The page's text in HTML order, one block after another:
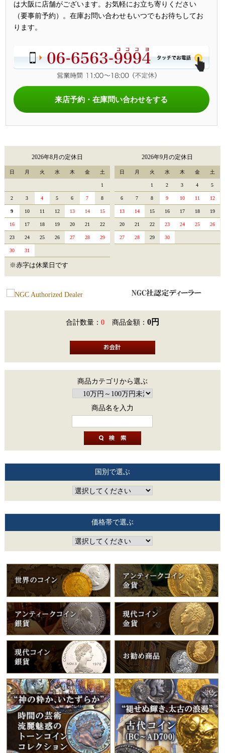
は大阪に店舗がございます。お気軽にお立ち寄りください
（要事前予約）。在庫お問い合わせもいつでもお待ちしてお
ります。
来店予約・在庫問い合わせをする
2026年8月の定休日
日 月 火 水 木 金 土
1
2 3 4 5 6 7 8
9 10 11 12 13 14 15
16 17 18 19 20 21 22
23 24 25 26 27 28 29
30 31
2026年9月の定休日
日 月 火 水 木 金 土
1 2 3 4 5
6 7 8 9 10 11 12
13 14 15 16 17 18 19
20 21 22 23 24 25 26
27 28 29 30
※赤字は休業日です
合計数量： 0 商品金額： 0円
商品カテゴリから選ぶ
商品名を入力
国別で選ぶ
価格帯で選ぶ